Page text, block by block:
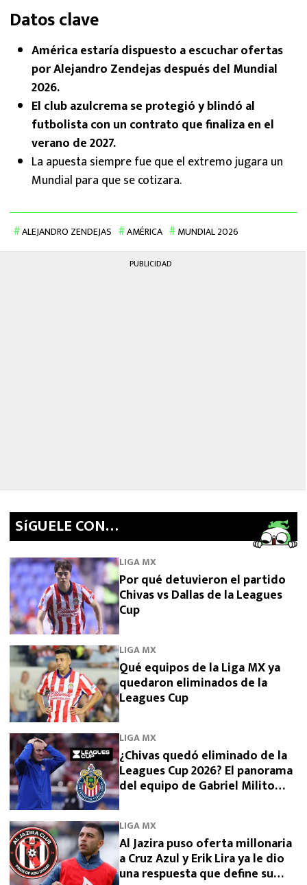
Datos clave
América estaría dispuesto a escuchar ofertas
por Alejandro Zendejas después del Mundial
2026.
El club azulcrema se protegió y blindó al
futbolista con un contrato que finaliza en el
verano de 2027.
La apuesta siempre fue que el extremo jugara un
Mundial para que se cotizara.
ALEJANDRO ZENDEJAS AMÉRICA MUNDIAL 2026
PUBLICIDAD
SíGUELE CON…
LIGA MX
Por qué detuvieron el partido
Chivas vs Dallas de la Leagues
Cup
LIGA MX
Qué equipos de la Liga MX ya
quedaron eliminados de la
Leagues Cup
LIGA MX
¿Chivas quedó eliminado de la
Leagues Cup 2026? El panorama
del equipo de Gabriel Milito
LIGA MX
Al Jazira puso oferta millonaria
a Cruz Azul y Erik Lira ya le dio
una respuesta que define su